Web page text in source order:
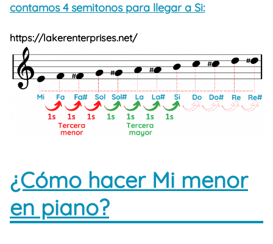
contamos 4 semitonos para llegar a Si:
https://lakerenterprises.net/
¿Cómo hacer Mi menor
en piano?